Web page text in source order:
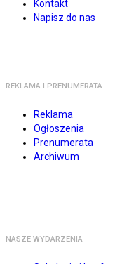
Kontakt
Napisz do nas
REKLAMA I PRENUMERATA
Reklama
Ogłoszenia
Prenumerata
Archiwum
NASZE WYDARZENIA